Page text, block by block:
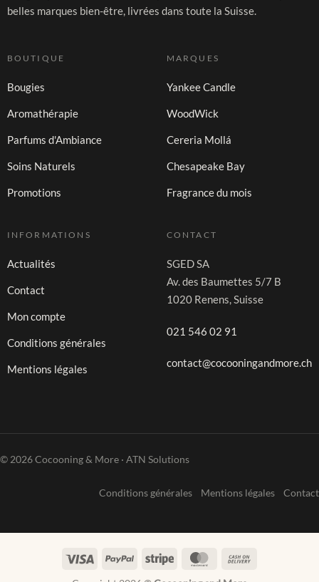
belles marques bien-être, livrées dans toute la Suisse.
BOUTIQUE
Bougies
Aromathérapie
Parfums d'Ambiance
Soins Naturels
Promotions
MARQUES
Yankee Candle
WoodWick
Cereria Mollá
Chesapeake Bay
Fragrance du mois
INFORMATIONS
Actualités
Contact
Mon compte
Conditions générales
Mentions légales
CONTACT
SGED SA
Av. des Baumettes 5/7 B
1020 Renens, Suisse
021 546 02 91
contact@cocooningandmore.ch
© 2026 Cocooning & More · ATN Solutions
Conditions générales Mentions légales Contact
Visa PayPal Stripe MasterCard